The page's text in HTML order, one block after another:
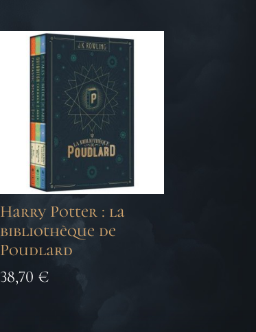
Harry Potter : la
bibliothèque de
Poudlard
38,70 €